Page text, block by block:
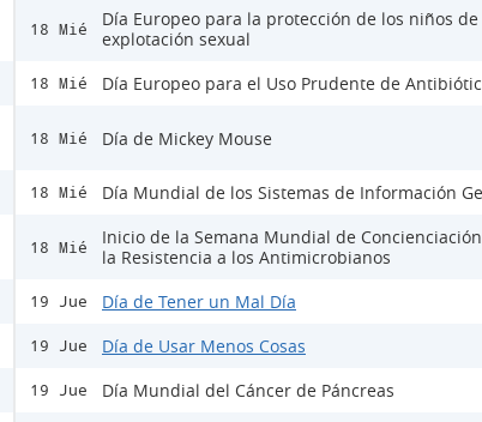
18 Mié
Día Europeo para la protección de los niños de
explotación sexual
18 Mié Día Europeo para el Uso Prudente de
18 Mié Día de Mickey Mouse
18 Mié Día Mundial de los Sistemas de Información
18 Mié
Inicio de la Semana Mundial de
la Resistencia a los Antimicrobianos
19 Jue Día de Tener un Mal Día
19 Jue Día de Usar Menos Cosas
19 Jue Día Mundial del Cáncer de Páncreas